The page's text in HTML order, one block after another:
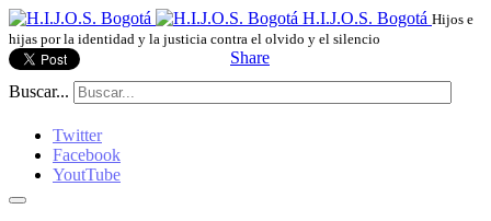
H.I.J.O.S. Bogotá Hijos e
hijas por la identidad y la justicia contra el olvido y el silencio
Share
Buscar...
Twitter
Facebook
YoutTube